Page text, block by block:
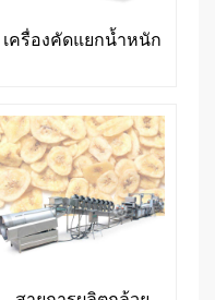
เครื่องคัดแยกน้ำหนัก